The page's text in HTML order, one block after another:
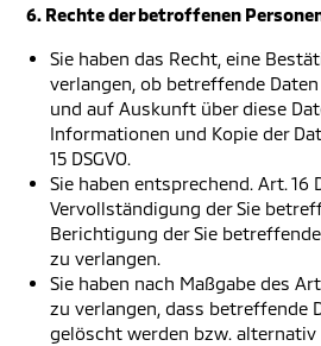
6. Rechte der betroffenen
Sie haben das Recht, eine
verlangen, ob betreffende
und auf Auskunft über diese
Informationen und Kopie der
15 DSGVO.
Sie haben entsprechend. Art. 16
Vervollständigung der Sie
Berichtigung der Sie
zu verlangen.
Sie haben nach Maßgabe des
zu verlangen, dass betreffende
gelöscht werden bzw. alternativ